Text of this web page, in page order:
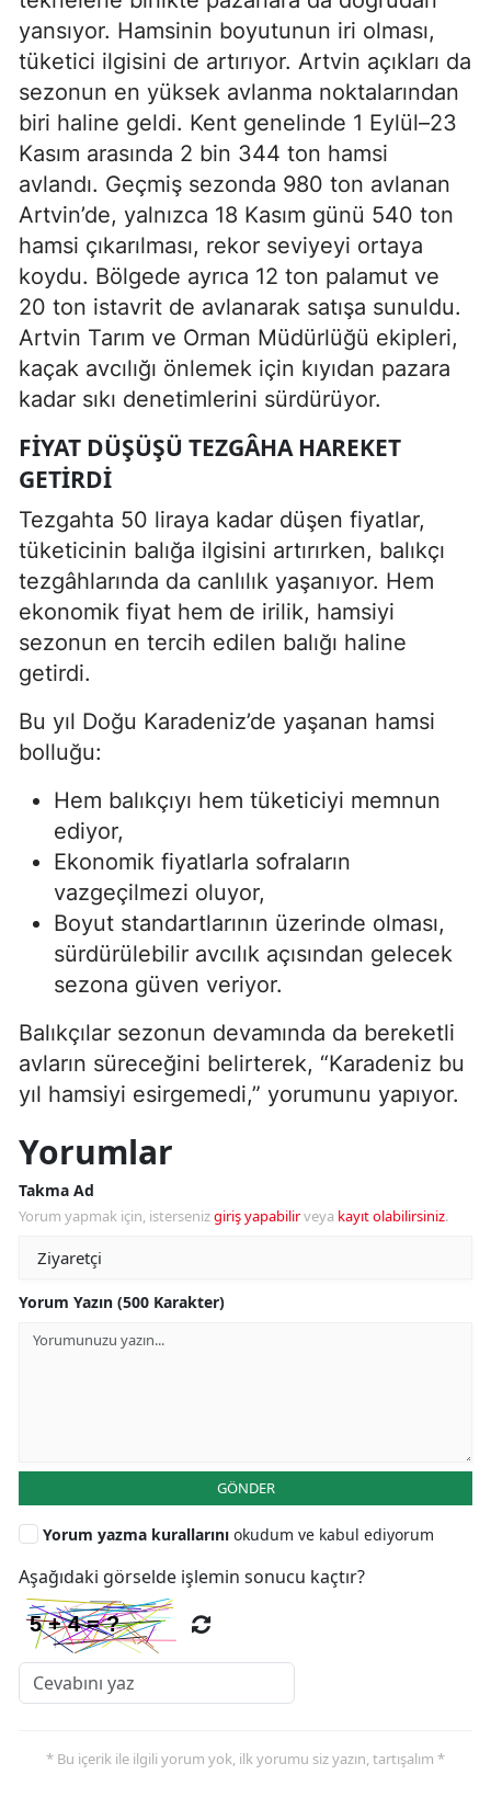
yansıyor. Hamsinin boyutunun iri olması,
tüketici ilgisini de artırıyor. Artvin açıkları da
sezonun en yüksek avlanma noktalarından
biri haline geldi. Kent genelinde 1 Eylül–23
Kasım arasında 2 bin 344 ton hamsi
avlandı. Geçmiş sezonda 980 ton avlanan
Artvin’de, yalnızca 18 Kasım günü 540 ton
hamsi çıkarılması, rekor seviyeyi ortaya
koydu. Bölgede ayrıca 12 ton palamut ve
20 ton istavrit de avlanarak satışa sunuldu.
Artvin Tarım ve Orman Müdürlüğü ekipleri,
kaçak avcılığı önlemek için kıyıdan pazara
kadar sıkı denetimlerini sürdürüyor.
FIYAT DÜŞÜŞÜ TEZGÂHA HAREKET
GETIRDI
Tezgahta 50 liraya kadar düşen fiyatlar,
tüketicinin balığa ilgisini artırırken, balıkçı
tezgâhlarında da canlılık yaşanıyor. Hem
ekonomik fiyat hem de irilik, hamsiyi
sezonun en tercih edilen balığı haline
getirdi.
Bu yıl Doğu Karadeniz’de yaşanan hamsi
bolluğu:
Hem balıkçıyı hem tüketiciyi memnun
ediyor,
Ekonomik fiyatlarla sofraların
vazgeçilmezi oluyor,
Boyut standartlarının üzerinde olması,
sürdürülebilir avcılık açısından gelecek
sezona güven veriyor.
Balıkçılar sezonun devamında da bereketli
avların süreceğini belirterek, “Karadeniz bu
yıl hamsiyi esirgemedi,” yorumunu yapıyor.
Yorumlar
Takma Ad
Yorum yapmak için, istersenizgiriş yapabilirveya kayıt olabilirsiniz.
Yorum Yazın (500 Karakter)
GÖNDER
Yorum yazma kurallarını okudum ve kabul ediyorum
Aşağıdaki görselde işlemin sonucu kaçtır?
* Bu içerik ile ilgili yorum yok, ilk yorumu siz yazın, tartışalım *